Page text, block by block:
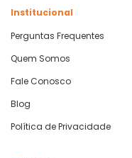
Institucional
Perguntas Frequentes
Quem Somos
Fale Conosco
Blog
Política de Privacidade